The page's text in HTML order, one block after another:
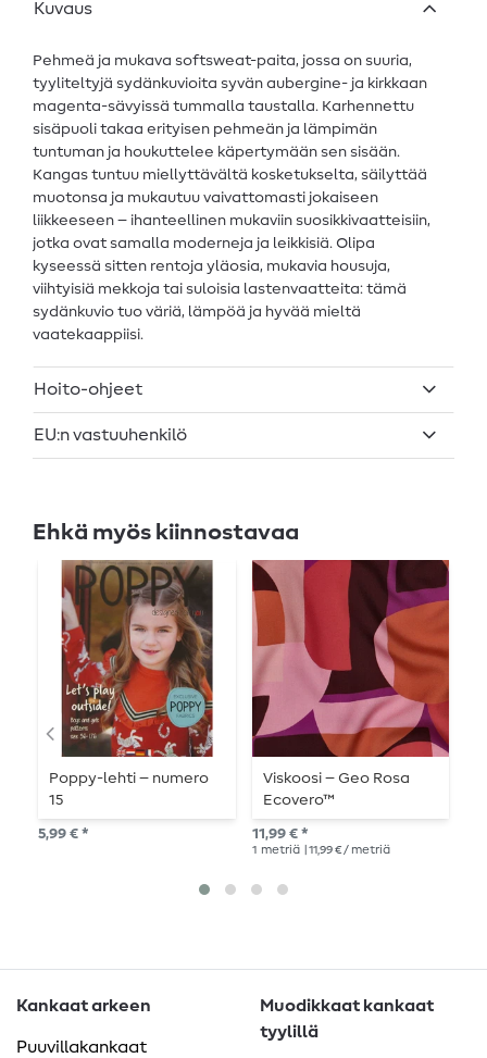
Kuvaus
Pehmeä ja mukava softsweat-paita, jossa on suuria,
tyyliteltyjä sydänkuvioita syvän aubergine- ja kirkkaan
magenta-sävyissä tummalla taustalla. Karhennettu
sisäpuoli takaa erityisen pehmeän ja lämpimän
tuntuman ja houkuttelee käpertymään sen sisään.
Kangas tuntuu miellyttävältä kosketukselta, säilyttää
muotonsa ja mukautuu vaivattomasti jokaiseen
liikkeeseen – ihanteellinen mukaviin suosikkivaatteisiin,
jotka ovat samalla moderneja ja leikkisiä. Olipa
kyseessä sitten rentoja yläosia, mukavia housuja,
viihtyisiä mekkoja tai suloisia lastenvaatteita: tämä
sydänkuvio tuo väriä, lämpöä ja hyvää mieltä
vaatekaappiisi.
Hoito-ohjeet
EU:n vastuuhenkilö
Ehkä myös kiinnostavaa
Poppy-lehti – numero
15
5,99 € *
Viskoosi – Geo Rosa
Ecovero™
11,99 € *
1 metriä | 11,99 € / metriä
Kankaat arkeen
Puuvillakankaat
Muodikkaat kankaat
tyylillä